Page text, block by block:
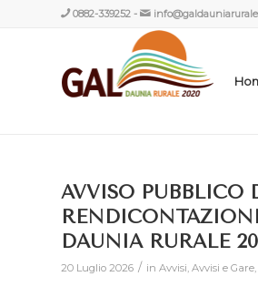
0882-339252 -
AVVISO PUBBLICO
DAUNIA RURALE
20 Luglio 2026 / in Avvisi, Avvisi e Gare,